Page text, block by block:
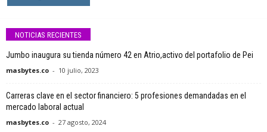
NOTICIAS RECIENTES
Jumbo inaugura su tienda número 42 en Atrio,activo del portafolio de Pei
masbytes.co - 10 julio, 2023
Carreras clave en el sector financiero: 5 profesiones demandadas en el
mercado laboral actual
masbytes.co - 27 agosto, 2024